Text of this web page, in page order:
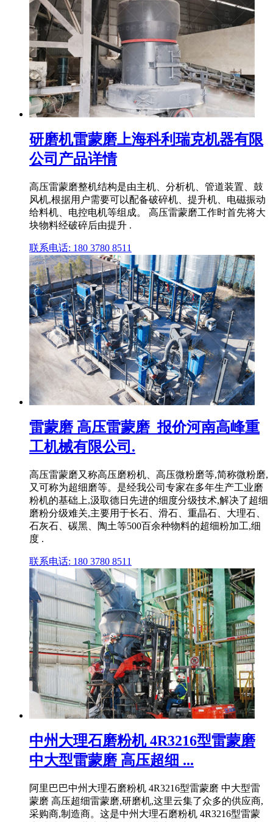
研磨机雷蒙磨上海科利瑞克机器有限
公司产品详情
高压雷蒙磨整机结构是由主机、分析机、管道装置、鼓
风机,根据用户需要可以配备破碎机、提升机、电磁振动
给料机、电控电机等组成。 高压雷蒙磨工作时首先将大
块物料经破碎后由提升 .
联系电话: 180 3780 8511
雷蒙磨 高压雷蒙磨_报价河南高峰重
工机械有限公司.
高压雷蒙磨又称高压磨粉机、高压微粉磨等,简称微粉磨,
又可称为超细磨等。是经我公司专家在多年生产工业磨
粉机的基础上,汲取德日先进的细度分级技术,解决了超细
磨粉分级难关,主要用于长石、滑石、重晶石、大理石、
石灰石、碳黑、陶土等500百余种物料的超细粉加工,细
度 .
联系电话: 180 3780 8511
中州大理石磨粉机 4R3216型雷蒙磨
中大型雷蒙磨 高压超细 ...
阿里巴巴中州大理石磨粉机 4R3216型雷蒙磨 中大型雷
蒙磨 高压超细雷蒙磨,研磨机,这里云集了众多的供应商,
采购商,制造商。这是中州大理石磨粉机 4R3216型雷蒙